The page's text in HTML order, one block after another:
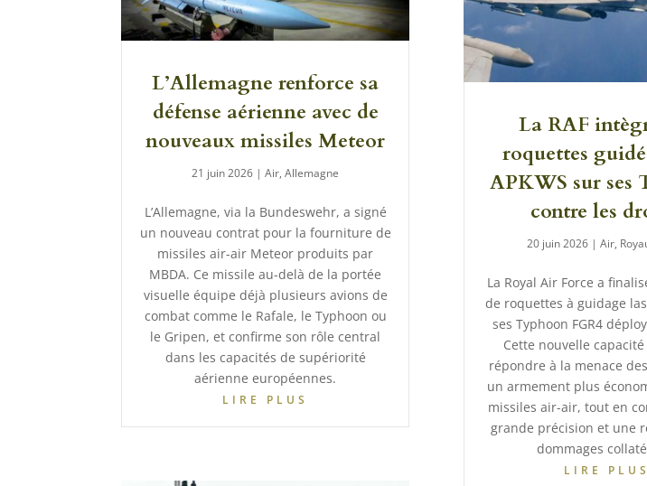
L’Allemagne renforce sa
défense aérienne avec de
nouveaux missiles Meteor
21 juin 2026 |Air,Allemagne
L’Allemagne, via la Bundeswehr, a signé
un nouveau contrat pour la fourniture de
missiles air-air Meteor produits par
MBDA. Ce missile au-delà de la portée
visuelle équipe déjà plusieurs avions de
combat comme le Rafale, le Typhoon ou
le Gripen, et confirme son rôle central
dans les capacités de supériorité
aérienne européennes.
LIRE PLUS
La RAF
roquettes
APKWS sur ses
contre les
20 juin 2026| Air,
La Royal Air Force a
de roquettes à guidage
ses Typhoon FGR4
Cette nouvelle
répondre à la menace
un armement plus
missiles air-air, tout en
grande précision et une
dommages
LIRE PLUS